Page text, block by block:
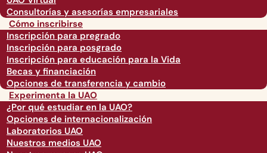
Consultorías y asesorías empresariales
Cómo inscribirse
Inscripción para pregrado
Inscripción para posgrado
Inscripción para educación para la Vida
Becas y financiación
Opciones de transferencia y cambio
Experimenta la UAO
¿Por qué estudiar en la UAO?
Opciones de internacionalización
Laboratorios UAO
Nuestros medios UAO